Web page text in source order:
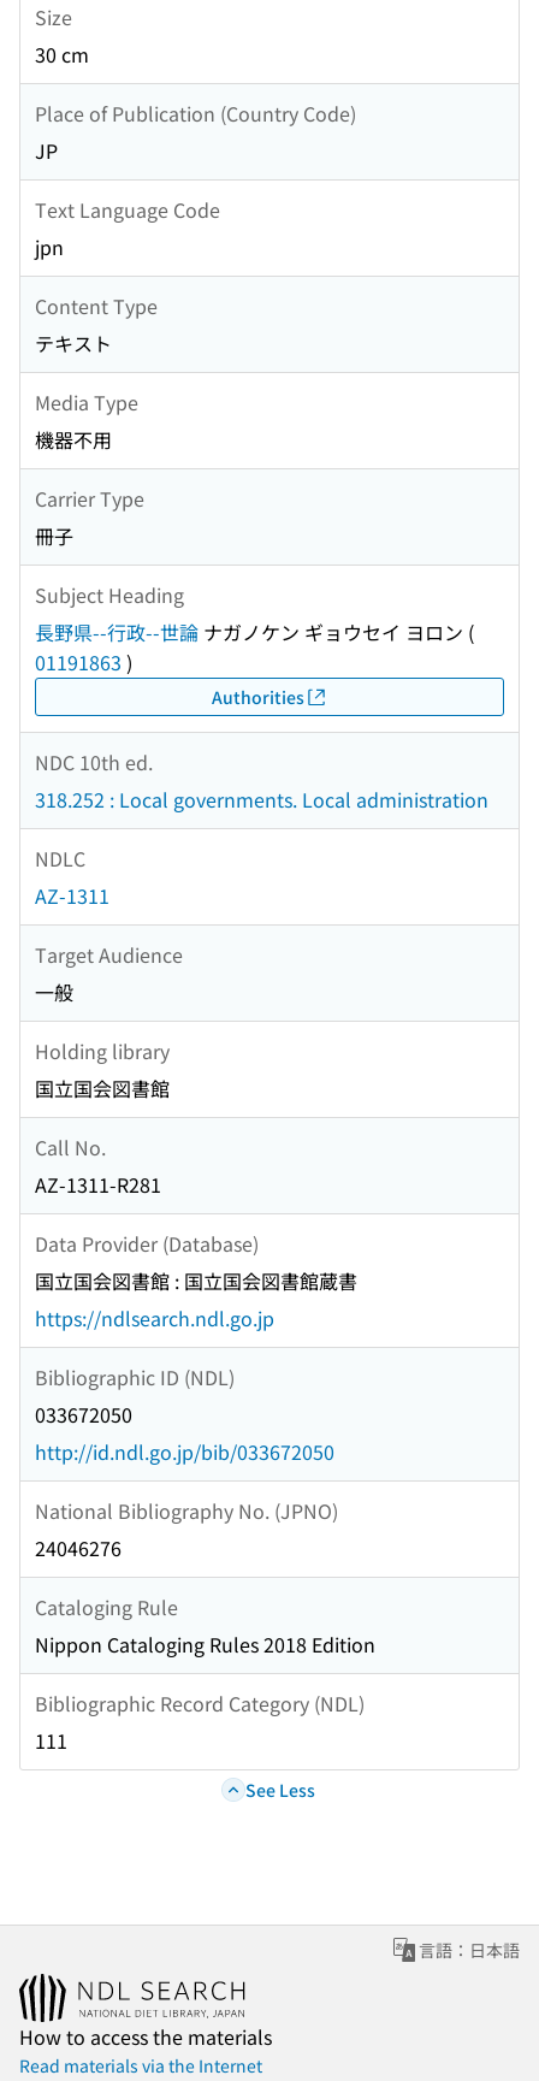
Size
30 cm
Place of Publication (Country Code)
JP
Text Language Code
jpn
Content Type
テキスト
Media Type
機器不用
Carrier Type
冊子
Subject Heading
長野県--行政--世論 ナガノケン ギョウセイ ヨロン (
01191863 )
Authorities
NDC 10th ed.
318.252 : Local governments. Local administration
NDLC
AZ-1311
Target Audience
一般
Holding library
国立国会図書館
Call No.
AZ-1311-R281
Data Provider (Database)
国立国会図書館 : 国立国会図書館蔵書
https://ndlsearch.ndl.go.jp
Bibliographic ID (NDL)
033672050
http://id.ndl.go.jp/bib/033672050
National Bibliography No. (JPNO)
24046276
Cataloging Rule
Nippon Cataloging Rules 2018 Edition
Bibliographic Record Category (NDL)
111
See Less
言語：日本語
How to access the materials
Read materials via the Internet